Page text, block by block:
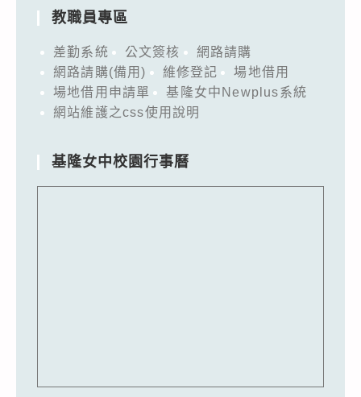
教職員專區
差勤系統 公文簽核
網路請購
網路請購(備用)
維修登記
場地借用
場地借用申請單
基隆女中Newplus系統
網站維護之css使用說明
基隆女中校園行事曆